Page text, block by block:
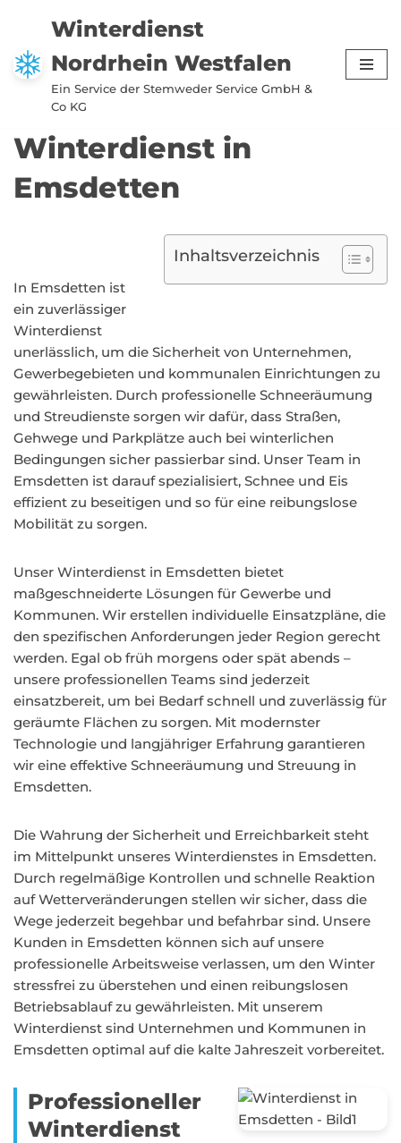
Zum
Inhalt
springen
Winterdienst
Nordrhein Westfalen
Ein Service der Stemweder Service GmbH &
Co KG
Winterdienst in
Emsdetten
Inhaltsverzeichnis
In Emsdetten ist
ein zuverlässiger
Winterdienst
unerlässlich, um die Sicherheit von Unternehmen,
Gewerbegebieten und kommunalen Einrichtungen zu
gewährleisten. Durch professionelle Schneeräumung
und Streudienste sorgen wir dafür, dass Straßen,
Gehwege und Parkplätze auch bei winterlichen
Bedingungen sicher passierbar sind. Unser Team in
Emsdetten ist darauf spezialisiert, Schnee und Eis
effizient zu beseitigen und so für eine reibungslose
Mobilität zu sorgen.
Unser Winterdienst in Emsdetten bietet
maßgeschneiderte Lösungen für Gewerbe und
Kommunen. Wir erstellen individuelle Einsatzpläne, die
den spezifischen Anforderungen jeder Region gerecht
werden. Egal ob früh morgens oder spät abends –
unsere professionellen Teams sind jederzeit
einsatzbereit, um bei Bedarf schnell und zuverlässig für
geräumte Flächen zu sorgen. Mit modernster
Technologie und langjähriger Erfahrung garantieren
wir eine effektive Schneeräumung und Streuung in
Emsdetten.
Die Wahrung der Sicherheit und Erreichbarkeit steht
im Mittelpunkt unseres Winterdienstes in Emsdetten.
Durch regelmäßige Kontrollen und schnelle Reaktion
auf Wetterveränderungen stellen wir sicher, dass die
Wege jederzeit begehbar und befahrbar sind. Unsere
Kunden in Emsdetten können sich auf unsere
professionelle Arbeitsweise verlassen, um den Winter
stressfrei zu überstehen und einen reibungslosen
Betriebsablauf zu gewährleisten. Mit unserem
Winterdienst sind Unternehmen und Kommunen in
Emsdetten optimal auf die kalte Jahreszeit vorbereitet.
Professioneller
Winterdienst